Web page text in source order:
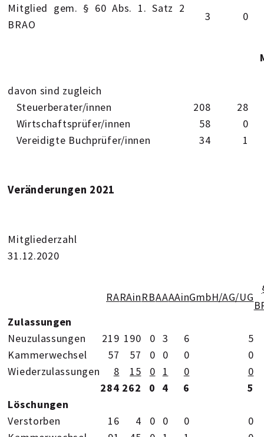
Mitglied gem. § 60 Abs. 1. Satz 2
BRAO
3 0
davon sind zugleich
Steuerberater/innen
208
28
Wirtschaftsprüfer/innen
58
0
Vereidigte Buchprüfer/innen
34 1
Veränderungen 2021
Mitgliederzahl
31.12.2020
RARAinRBAAAAinGmbH/AG/UG
Zulassungen
Neuzulassungen
219 190 0 3 6
5
Kammerwechsel
57 57 0 0 0
0
Wiederzulassungen
8 15 0 1 0
0
284 262 0 4 6
5
Löschungen
Verstorben
16 4 0 0 0
0